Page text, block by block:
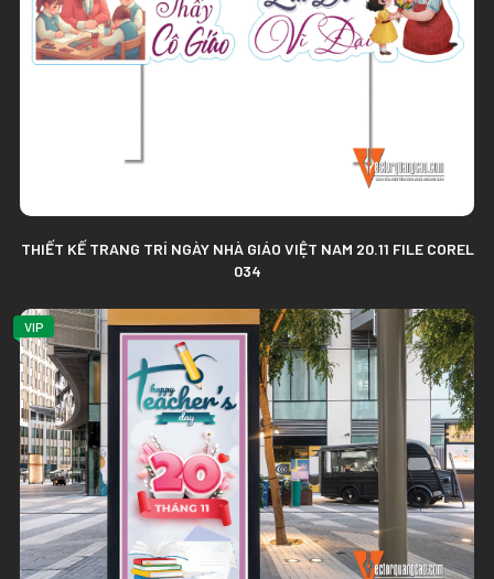
THIẾT KẾ TRANG TRÍ NGÀY NHÀ GIÁO VIỆT NAM 20.11 FILE COREL
034
VIP